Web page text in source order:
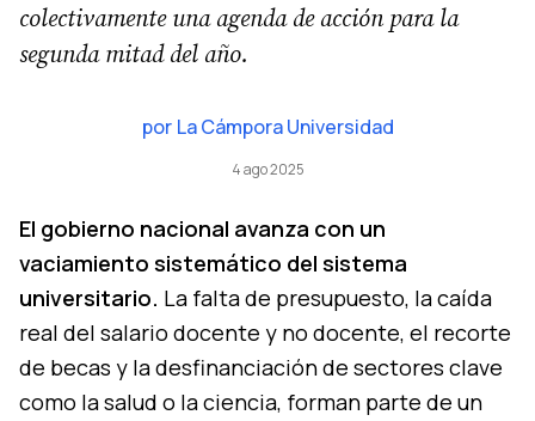
colectivamente una agenda de acción para la
segunda mitad del año.
por La Cámpora Universidad
4 ago 2025
El gobierno nacional avanza con un
vaciamiento sistemático del sistema
universitario. La falta de presupuesto, la caída
real del salario docente y no docente, el recorte
de becas y la desfinanciación de sectores clave
como la salud o la ciencia, forman parte de un